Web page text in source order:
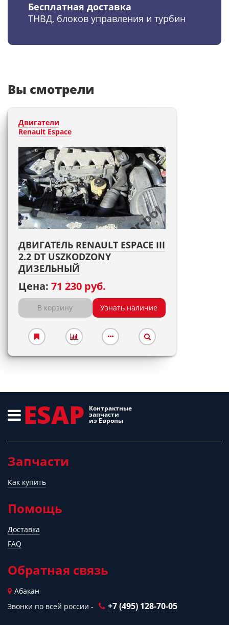
Бесплатная доставка
ТНВД, блоков управления и турбин
Вы смотрели
Двигатели
Renault Espace
ДВИГАТЕЛЬ RENAULT ESPACE III
2.2 DT USZKODZONY
ДИЗЕЛЬНЫЙ
Цена: 71 230 руб.
В корзину Узнать наличие
ESAP Контрактные
запчасти
из Европы
Запчасти
Как купить
Помощь
Доставка
FAQ
Обратная связь
Абакан
Звонки по всей россии -
+7 (495) 128-70-05